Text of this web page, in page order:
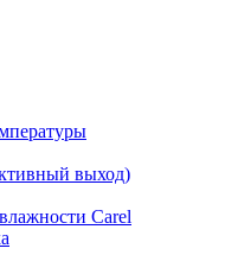
выход)
Carel